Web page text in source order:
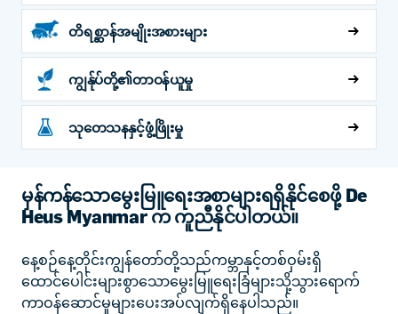
တိရစ္ဆာန်အမျိုးအစားများ
ကျွန်ုပ်တို့၏တာဝန်ယူမှု
သုတေသနနှင့်ဖွံ့ဖြိုးမှု
မှန်ကန်သောမွေးမြူရေးအစာများရရှိနိုင်စေဖို့ De
Heus Myanmar က ကူညီနိုင်ပါတယ်။
နေ့စဉ်နေ့တိုင်းကျွန်တော်တို့သည်ကမ္ဘာနှင့်တစ်ဝှမ်းရှိ
ထောင်ပေါင်းများစွာသောမွေးမြူရေးခြံများသို့သွားရောက်
ကာဝန်ဆောင်မှုများပေးအပ်လျက်ရှိနေပါသည်။